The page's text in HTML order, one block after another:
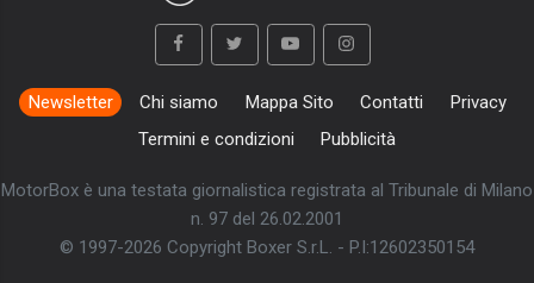
Newsletter Chi siamo Mappa Sito Contatti
Privacy
Termini e condizioni
Pubblicità
MotorBox è una testata giornalistica registrata al Tribunale di Milano
n. 97 del 26.02.2001
© 1997-2026 Copyright Boxer S.r.L. - P.I:12602350154